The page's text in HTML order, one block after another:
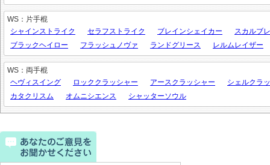
WS：片手棍
シャインストライク
セラフストライク ブレインシェイカー
スカルブ
ブラックヘイロー
フラッシュノヴァ ランドグリース レルムレイザー
WS：両手棍
ヘヴィスイング
ロッククラッシャー アースクラッシャー
シェルクラ
カタクリスム
オムニシエンス シャッターソウル